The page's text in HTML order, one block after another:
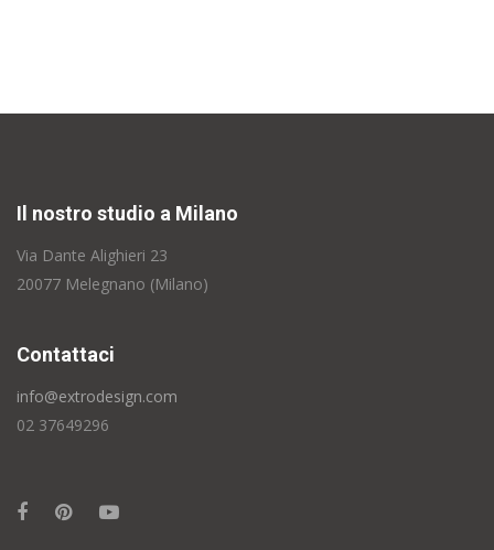
Il nostro studio a Milano
Via Dante Alighieri 23
20077 Melegnano (Milano)
Contattaci
info@extrodesign.com
02 37649296